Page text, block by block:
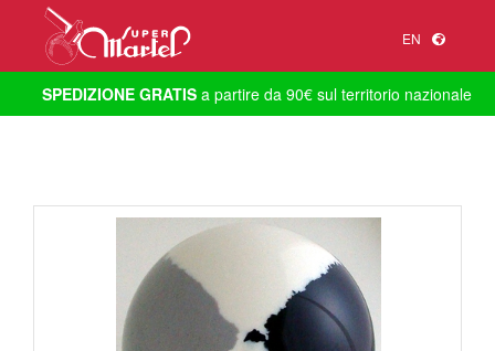
EN
SPEDIZIONE GRATISa partire da 90€ sul territorio nazionale